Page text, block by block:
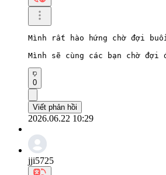
Mình rất hào hứng chờ đợi
Mình sẽ cùng các bạn chờ
0
Viết phản hồi
2026.06.22 10:29
jji5725